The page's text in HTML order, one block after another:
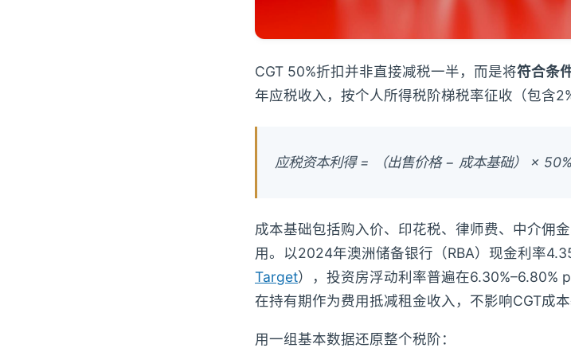
CGT 50%折扣并非直接减税一半，而是将符合条
年应税收入，按个人所得税阶梯税率征收（包含
应税资本利得 = （出售价格 − 成本基础） × 50%
成本基础包括购入价、印花税、律师费、中介佣
用。以2024年澳洲储备银行（RBA）现金利率
Target），投资房浮动利率普遍在6.30%–6.80%
在持有期作为费用抵减租金收入，不影响CGT成本
用一组基本数据还原整个税阶：